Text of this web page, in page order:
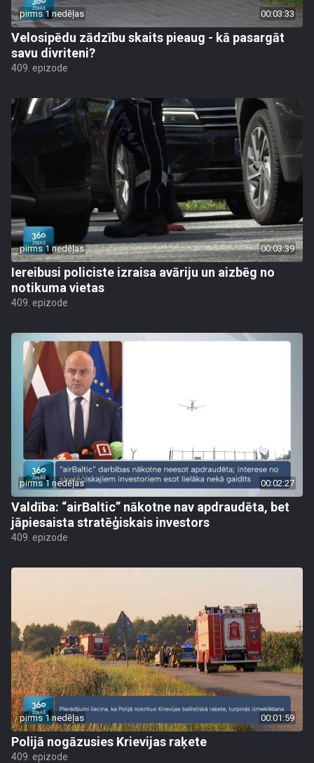
pirms 1 nedēļas 00:03:33
Velosipēdu zādzību skaits pieaug - kā pasargāt
savu divriteni?
409. epizode
pirms 1 nedēļas 00:03:39
Iereibusi policiste izraisa avāriju un aizbēg no
notikuma vietas
409. epizode
pirms 1 nedēļas 00:02:27
Valdība: “airBaltic” nākotne nav apdraudēta, bet
jāpiesaista stratēģiskais investors
409. epizode
pirms 1 nedēļas 00:01:59
Polijā nogāzusies Krievijas raķete
409. epizode